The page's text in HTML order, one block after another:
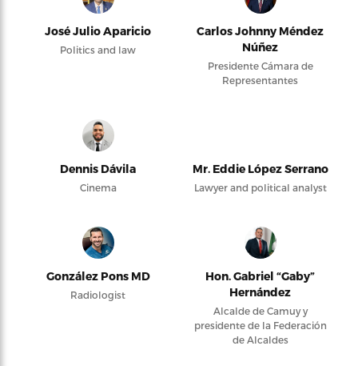
José Julio Aparicio
Politics and law
Carlos Johnny Méndez
Núñez
Presidente Cámara de
Representantes
Dennis Dávila
Cinema
Mr. Eddie López Serrano
Lawyer and political analyst
González Pons MD
Radiologist
Hon. Gabriel “Gaby”
Hernández
Alcalde de Camuy y
presidente de la Federación
de Alcaldes